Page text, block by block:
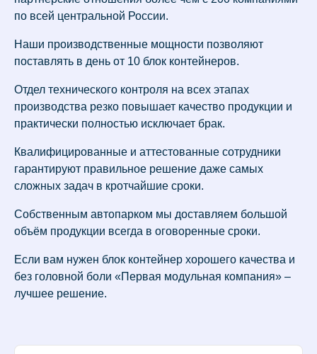
по всей центральной России.
Наши производственные мощности позволяют
поставлять в день от 10 блок контейнеров.
Отдел технического контроля на всех этапах
производства резко повышает качество продукции и
практически полностью исключает брак.
Квалифицированные и аттестованные сотрудники
гарантируют правильное решение даже самых
сложных задач в кротчайшие сроки.
Собственным автопарком мы доставляем большой
объём продукции всегда в оговоренные сроки.
Если вам нужен блок контейнер хорошего качества и
без головной боли «Первая модульная компания» –
лучшее решение.